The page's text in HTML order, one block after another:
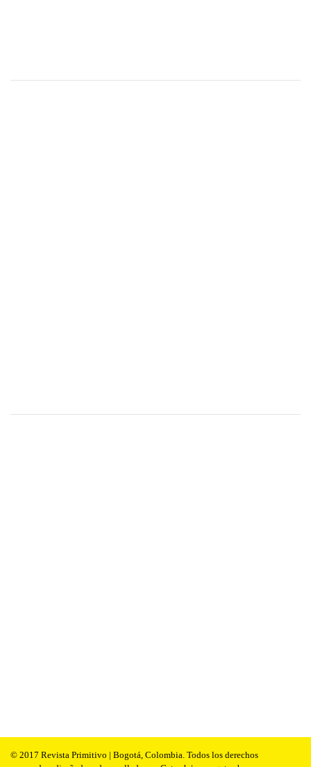
© 2017 Revista Primitivo | Bogotá, Colombia. Todos los derechos